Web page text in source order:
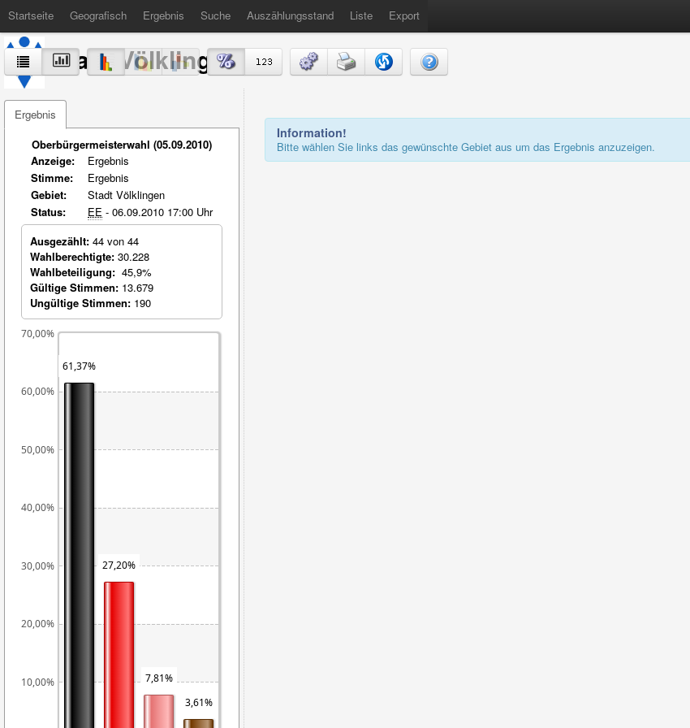
Startseite Geografisch Ergebnis Suche Auszählungsstand Liste Export
Stadt Völklingen
Ergebnis
Oberbürgermeisterwahl (05.09.2010)
Anzeige:
Ergebnis
Stimme:
Ergebnis
Gebiet:
Stadt Völklingen
Status:
EE - 06.09.2010 17:00 Uhr
Ausgezählt: 44 von 44
Wahlberechtigte: 30.228
Wahlbeteiligung: 45,9%
Gültige Stimmen: 13.679
Ungültige Stimmen: 190
10,00%
20,00%
30,00%
40,00%
50,00%
60,00%
70,00%
61,37%
27,20%
7,81%
3,61%
Information!
Bitte wählen Sie links das gewünschte Gebiet aus um das Ergebnis anzuzeigen.